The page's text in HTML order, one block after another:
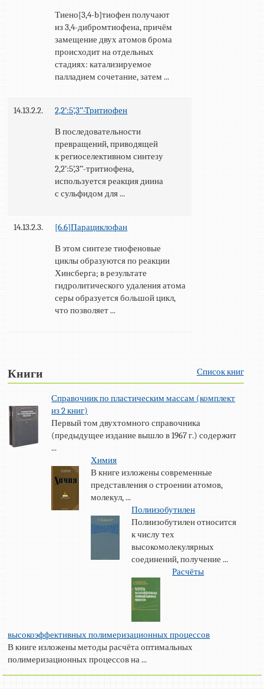
Тиено[3,4-b]тиофен получают
из 3,4-дибромтиофена, причём
замещение двух атомов брома
происходит на отдельных
стадиях: катализируемое
палладием сочетание, затем ...
14.13.2.2.
2,2’:5’,3’’-Tритиофен
В последовательности
превращений, приводящей
к региоселективном синтезу
2,2’:5’,3’’-тритиофена,
используется реакция диина
с сульфидом для ...
14.13.2.3.
[6.6]Парациклофан
В этом синтезе тиофеновые
циклы образуются по реакции
Хинсберга; в результате
гидролитического удаления атома
серы образуется большой цикл,
что позволяет ...
Книги Список книг
Справочник по пластическим массам (комплект
из 2 книг)
Первый том двухтомного справочника
(предыдущее издание вышло в 1967 г.) содержит
...
Химия
В книге изложены современные
представления о строении атомов,
молекул, ...
Полиизобутилен
Полиизобутилен относится
к числу тех
высокомолекулярных
соединений, получение ...
Расчёты
высокоэффективных полимеризационных процессов
В книге изложены методы расчёта оптимальных
полимеризационных процессов на ...